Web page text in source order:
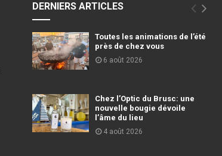
DERNIERS ARTICLES
Toutes les animations de l’été
près de chez vous
6 août 2026
Chez l’Optic du Brusc: une
nouvelle bougie dévoile
l’âme du lieu
4 août 2026